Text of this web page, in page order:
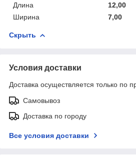
Длина
12,00
Ширина
7,00
Скрыть
Условия доставки
Доставка осуществляется только по
Самовывоз
Доставка по городу
Все условия доставки